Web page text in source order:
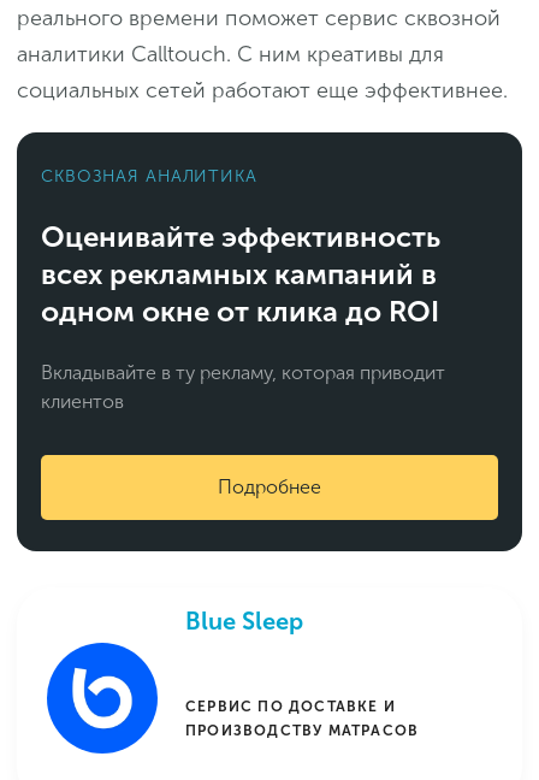
реального времени поможет сервис сквозной
аналитики Calltouch. С ним креативы для
социальных сетей работают еще эффективнее.
СКВОЗНАЯ АНАЛИТИКА
Оценивайте эффективность
всех рекламных кампаний в
одном окне от клика до ROI
Вкладывайте в ту рекламу, которая приводит
клиентов
Подробнее
Blue Sleep
CЕРВИС ПО ДОСТАВКЕ И
ПРОИЗВОДСТВУ МАТРАСОВ